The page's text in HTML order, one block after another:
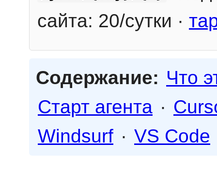
сайта: 20/сутки ·
Содержание: Что
Старт агента ·
Windsurf · VS Code